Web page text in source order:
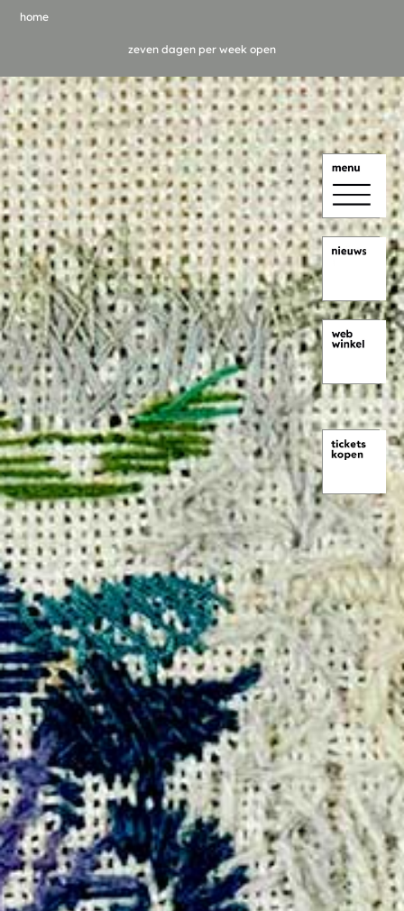
home
zeven dagen per week open